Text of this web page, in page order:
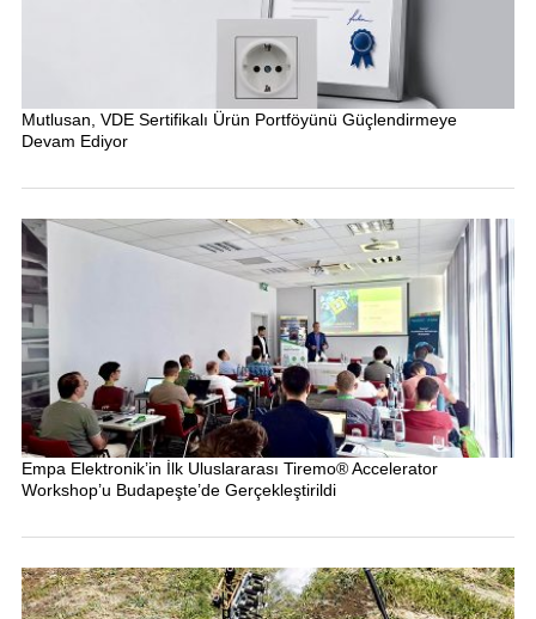
Mutlusan, VDE Sertifikalı Ürün Portföyünü Güçlendirmeye
Devam Ediyor
Empa Elektronik’in İlk Uluslararası Tiremo® Accelerator
Workshop’u Budapeşte’de Gerçekleştirildi